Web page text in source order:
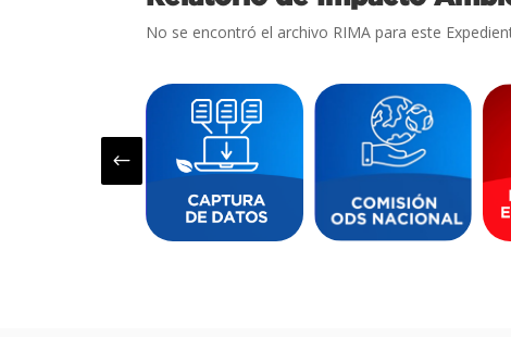
No se encontró el archivo RIMA para este
#